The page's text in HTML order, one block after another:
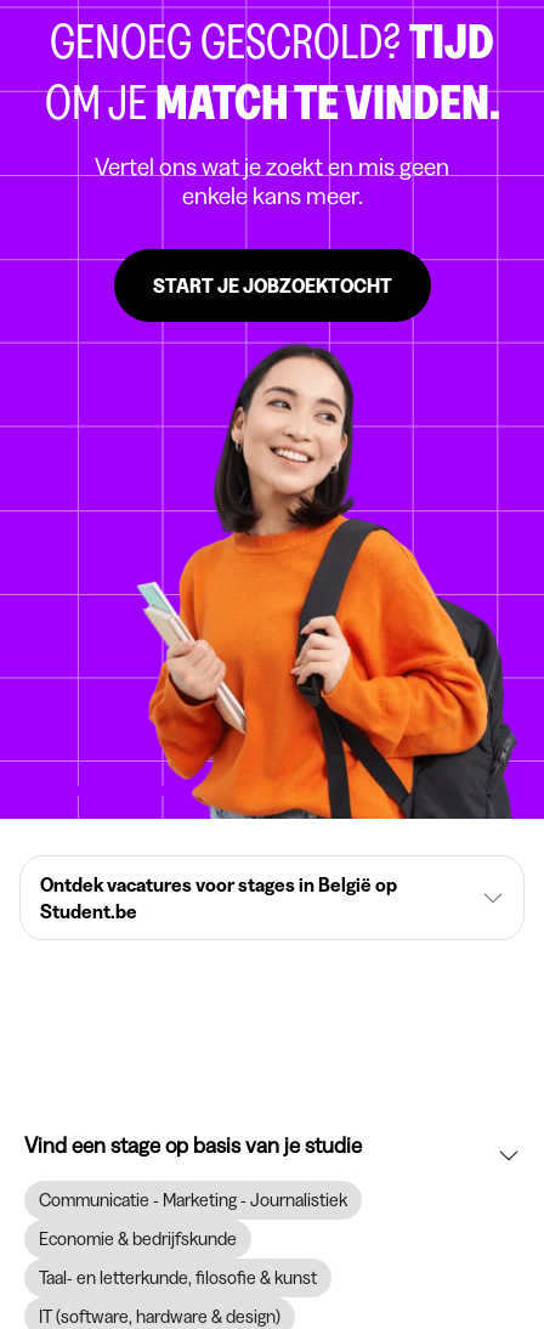
GENOEG GESCROLD?TIJD
OM JEMATCH TE VINDEN.
Vertel ons wat je zoekt en mis geen
enkele kans meer.
START JE JOBZOEKTOCHT
Ontdek vacatures voor stages in België op
Student.be
Vind een stage op basis van je studie
Communicatie - Marketing - Journalistiek
Economie & bedrijfskunde
Taal- en letterkunde, filosofie & kunst
IT (software, hardware & design)